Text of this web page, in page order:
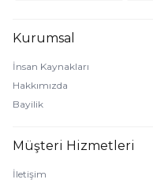
Kurumsal
İnsan Kaynakları
Hakkımızda
Bayilik
Müşteri Hizmetleri
İletişim